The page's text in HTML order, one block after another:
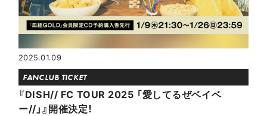
2025.01.09
FANCLUB TICKET
『DISH// FC TOUR 2025 「愛してるぜベイベ
ー//」』開催決定！